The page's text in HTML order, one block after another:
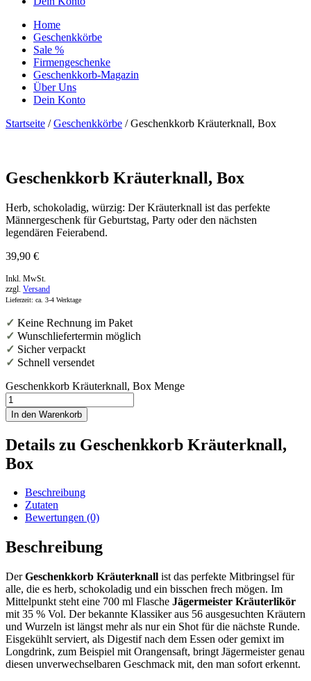
Home
Geschenkkörbe
Sale %
Firmengeschenke
Geschenkkorb-Magazin
Über Uns
Dein Konto
Startseite /Geschenkkörbe / Geschenkkorb Kräuterknall, Box
Geschenkkorb Kräuterknall, Box
Herb, schokoladig, würzig: Der Kräuterknall ist das perfekte
Männergeschenk für Geburtstag, Party oder den nächsten
legendären Feierabend.
39,90 €
Inkl. MwSt.
zzgl. Versand
Lieferzeit: ca. 3-4 Werktage
✓ Keine Rechnung im Paket
✓ Wunschliefertermin möglich
✓ Sicher verpackt
✓ Schnell versendet
Geschenkkorb Kräuterknall, Box Menge
In den Warenkorb
Details zu Geschenkkorb Kräuterknall,
Box
Beschreibung
Zutaten
Bewertungen (0)
Beschreibung
DerGeschenkkorb Kräuterknall ist das perfekte Mitbringsel für
alle, die es herb, schokoladig und ein bisschen frech mögen. Im
Mittelpunkt steht eine 700 ml Flasche Jägermeister Kräuterlikör
mit 35 % Vol. Der bekannte Klassiker aus 56 ausgesuchten Kräutern
und Wurzeln ist längst mehr als nur ein Shot für die nächste Runde.
Eisgekühlt serviert, als Digestif nach dem Essen oder gemixt im
Longdrink, zum Beispiel mit Orangensaft, bringt Jägermeister genau
diesen unverwechselbaren Geschmack mit, den man sofort erkennt.